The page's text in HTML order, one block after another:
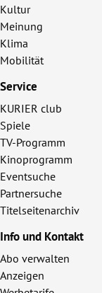
Kultur
Meinung
Klima
Mobilität
Service
KURIER club
Spiele
TV-Programm
Kinoprogramm
Eventsuche
Partnersuche
Titelseitenarchiv
Info und Kontakt
Abo verwalten
Anzeigen